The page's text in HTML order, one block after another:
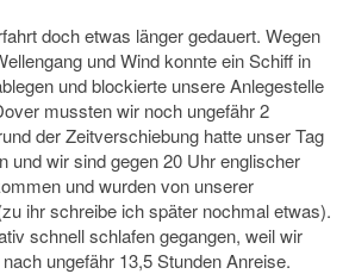
doch etwas länger gedauert. Wegen
und Wind konnte ein Schiff in
und blockierte unsere Anlegestelle
mussten wir noch ungefähr 2
der Zeitverschiebung hatte unser Tag
und wir sind gegen 20 Uhr englischer
und wurden von unserer
ihr schreibe ich später nochmal etwas).
schnell schlafen gegangen, weil wir
ungefähr 13,5 Stunden Anreise.